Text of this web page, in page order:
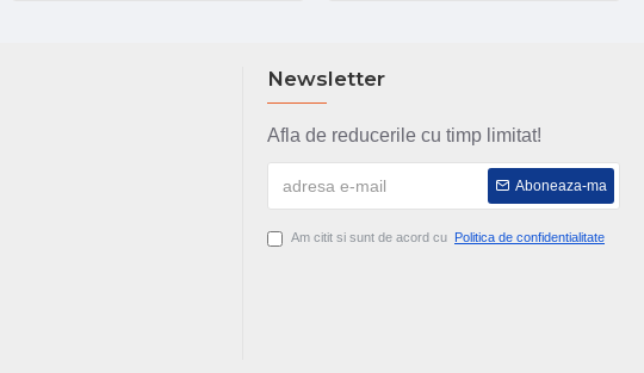
Newsletter
Afla de reducerile cu timp limitat!
Aboneaza-ma
Am citit si sunt de acord cu Politica de confidentialitate